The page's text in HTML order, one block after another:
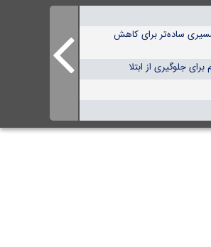
ساده‌تر برای کاهش
جلوگیری از ابتلا